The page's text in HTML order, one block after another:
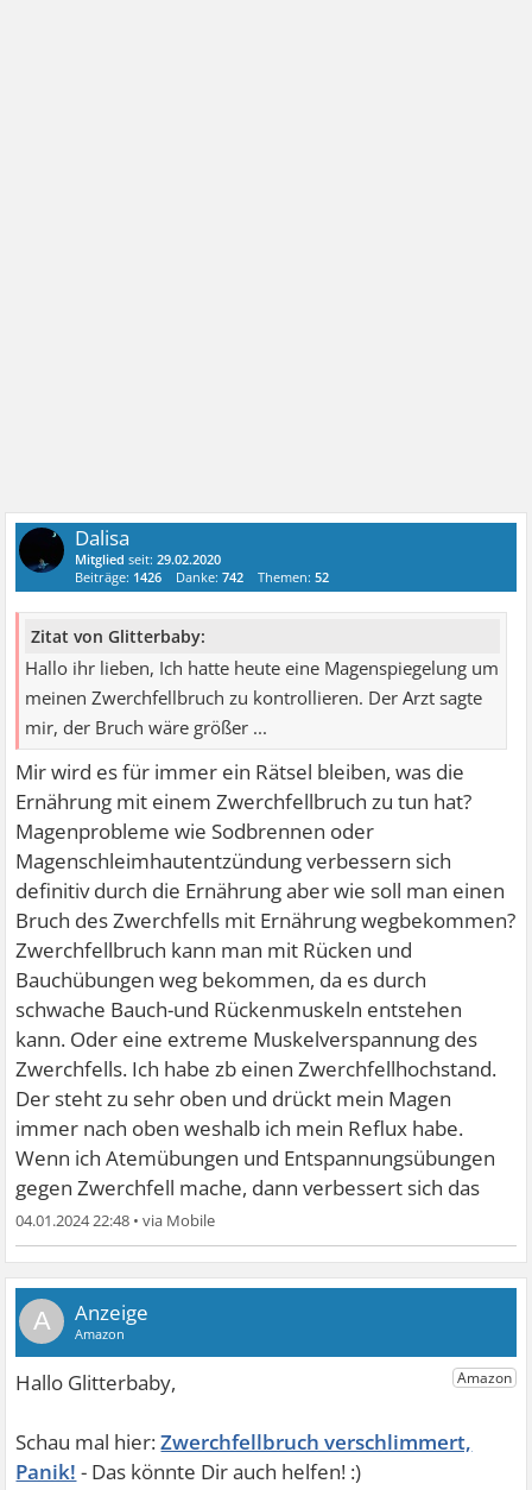
Dalisa
Mitglied seit:29.02.2020
Beiträge: 1426 Danke:742 Themen:52
Zitat von Glitterbaby:
Hallo ihr lieben, Ich hatte heute eine Magenspiegelung um
meinen Zwerchfellbruch zu kontrollieren. Der Arzt sagte
mir, der Bruch wäre größer ...
Mir wird es für immer ein Rätsel bleiben, was die
Ernährung mit einem Zwerchfellbruch zu tun hat?
Magenprobleme wie Sodbrennen oder
Magenschleimhautentzündung verbessern sich
definitiv durch die Ernährung aber wie soll man einen
Bruch des Zwerchfells mit Ernährung wegbekommen?
Zwerchfellbruch kann man mit Rücken und
Bauchübungen weg bekommen, da es durch
schwache Bauch-und Rückenmuskeln entstehen
kann. Oder eine extreme Muskelverspannung des
Zwerchfells. Ich habe zb einen Zwerchfellhochstand.
Der steht zu sehr oben und drückt mein Magen
immer nach oben weshalb ich mein Reflux habe.
Wenn ich Atemübungen und Entspannungsübungen
gegen Zwerchfell mache, dann verbessert sich das
04.01.2024 22:48 •
A
Zwerchfellbruch verschlimmert,
Panik!